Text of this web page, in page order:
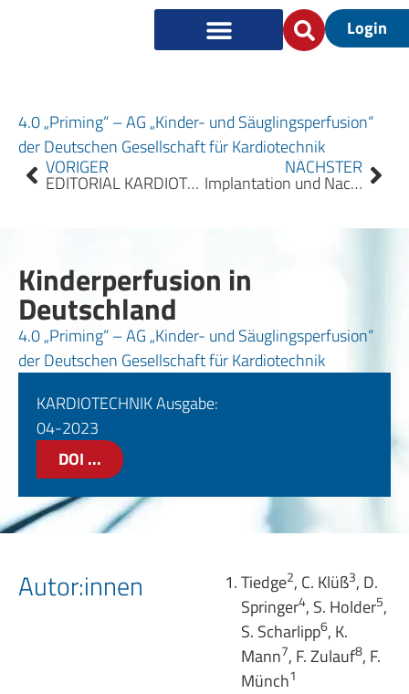
Login
4.0 „Priming“ – AG „Kinder- und Säuglingsperfusion“
der Deutschen Gesellschaft für Kardiotechnik
VORIGER
EDITORIAL KARDIOTECHNIK 2023/4
NÄCHSTER
Implantation und Nachsorge von Herzschrittmachern
Kinderperfusion in
Deutschland
4.0 „Priming“ – AG „Kinder- und Säuglingsperfusion“
der Deutschen Gesellschaft für Kardiotechnik
KARDIOTECHNIK Ausgabe:
04-2023
DOI ...
Autor:innen Tiedge2, C. Klüß3, D.
Springer4, S. Holder5,
S. Scharlipp6, K.
Mann7, F. Zulauf8, F.
Münch1